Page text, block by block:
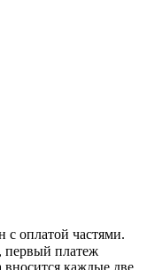
с оплатой частями.
первый платеж